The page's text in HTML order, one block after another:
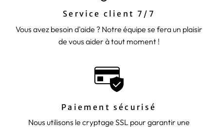
Service client 7/7
Vous avez besoin d'aide ? Notre équipe se fera un plaisir
de vous aider à tout moment !
Paiement sécurisé
Nous utilisons le cryptage SSL pour garantir une